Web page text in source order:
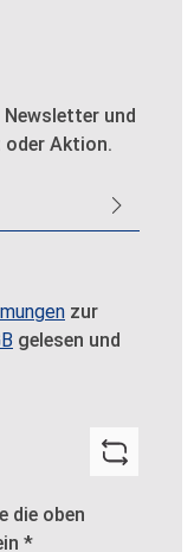
und
oder Aktion.
zur
gelesen und
die oben
*